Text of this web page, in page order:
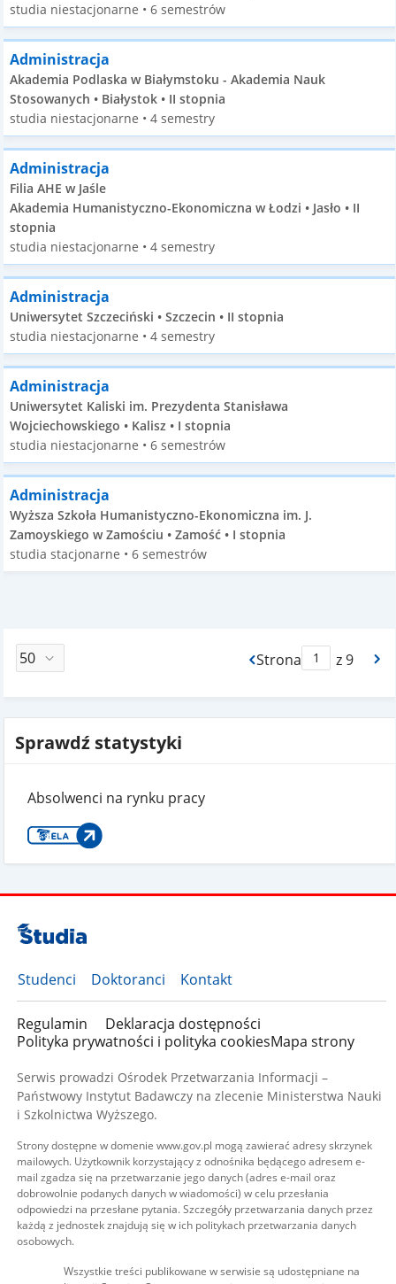
studia niestacjonarne • 6 semestrów
Administracja
Akademia Podlaska w Białymstoku - Akademia Nauk
Stosowanych • Białystok • II stopnia
studia niestacjonarne • 4 semestry
Administracja
Filia AHE w Jaśle
Akademia Humanistyczno-Ekonomiczna w Łodzi • Jasło • II
stopnia
studia niestacjonarne • 4 semestry
Administracja
Uniwersytet Szczeciński • Szczecin • II stopnia
studia niestacjonarne • 4 semestry
Administracja
Uniwersytet Kaliski im. Prezydenta Stanisława
Wojciechowskiego • Kalisz • I stopnia
studia niestacjonarne • 6 semestrów
Administracja
Wyższa Szkoła Humanistyczno-Ekonomiczna im. J.
Zamoyskiego w Zamościu • Zamość • I stopnia
studia stacjonarne • 6 semestrów
Strona
Max Stronaz 9
Sprawdź statystyki
Absolwenci na rynku pracy
Studenci Doktoranci Kontakt
Regulamin
Deklaracja dostępności
Polityka prywatności i polityka cookiesMapa strony
Serwis prowadzi Ośrodek Przetwarzania Informacji –
Państwowy Instytut Badawczy na zlecenie Ministerstwa Nauki
i Szkolnictwa Wyższego.
Strony dostępne w domenie www.gov.pl mogą zawierać adresy skrzynek
mailowych. Użytkownik korzystający z odnośnika będącego adresem e-
mail zgadza się na przetwarzanie jego danych (adres e-mail oraz
dobrowolnie podanych danych w wiadomości) w celu przesłania
odpowiedzi na przesłane pytania. Szczegóły przetwarzania danych przez
każdą z jednostek znajdują się w ich politykach przetwarzania danych
osobowych.
Wszystkie treści publikowane w serwisie są udostępniane na